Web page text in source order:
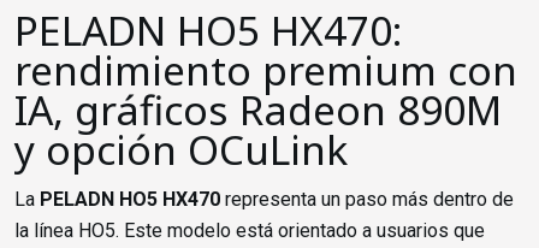
PELADN HO5 HX470:
rendimiento premium con
IA, gráficos Radeon 890M
y opción OCuLink
La PELADN HO5 HX470 representa un paso más dentro de
la línea HO5. Este modelo está orientado a usuarios que